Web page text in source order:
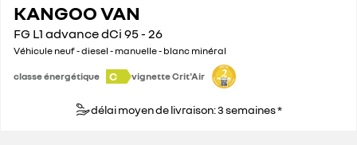
KANGOO VAN
FG L1 advance dCi 95 - 26
Véhicule neuf - diesel - manuelle - blanc minéral
classe énergétique C vignette Crit'Air
délai moyen de livraison: 3 semaines *